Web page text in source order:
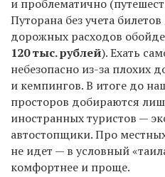
и проблематично
Путорана без учета
дорожных расходов
120 тыс. рублей).Ехать
небезопасно из-за плохих
и кемпингов. В итоге до
просторов добираются
иностранных туристов —
автостопщики. Про
не идет — в условный
комфортнее и проще.